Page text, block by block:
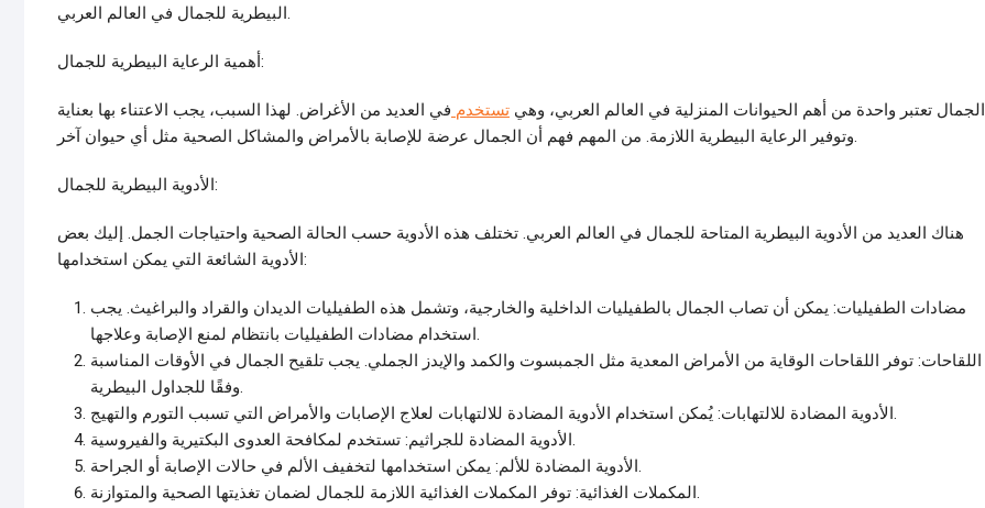
البيطرية للجمال في العالم العربي.
أهمية الرعاية البيطرية للجمال:
الجمال تعتبر واحدة من أهم الحيوانات المنزلية في العالم العربي، وهي تستخدم في العديد من الأغراض. لهذا السبب، يجب الاعتناء بها بعناية
وتوفير الرعاية البيطرية اللازمة. من المهم فهم أن الجمال عرضة للإصابة بالأمراض والمشاكل الصحية مثل أي حيوان آخر.
الأدوية البيطرية للجمال:
هناك العديد من الأدوية البيطرية المتاحة للجمال في العالم العربي. تختلف هذه الأدوية حسب الحالة الصحية واحتياجات الجمل. إليك بعض
الأدوية الشائعة التي يمكن استخدامها:
مضادات الطفيليات: يمكن أن تصاب الجمال بالطفيليات الداخلية والخارجية، وتشمل هذه الطفيليات الديدان والقراد والبراغيث. يجب
استخدام مضادات الطفيليات بانتظام لمنع الإصابة وعلاجها.
اللقاحات: توفر اللقاحات الوقاية من الأمراض المعدية مثل الجمبسوت والكمد والإيدز الجملي. يجب تلقيح الجمال في الأوقات المناسبة
وفقًا للجداول البيطرية.
الأدوية المضادة للالتهابات: يُمكن استخدام الأدوية المضادة للالتهابات لعلاج الإصابات والأمراض التي تسبب التورم والتهيج.
الأدوية المضادة للجراثيم: تستخدم لمكافحة العدوى البكتيرية والفيروسية.
الأدوية المضادة للألم: يمكن استخدامها لتخفيف الألم في حالات الإصابة أو الجراحة.
المكملات الغذائية: توفر المكملات الغذائية اللازمة للجمال لضمان تغذيتها الصحية والمتوازنة.